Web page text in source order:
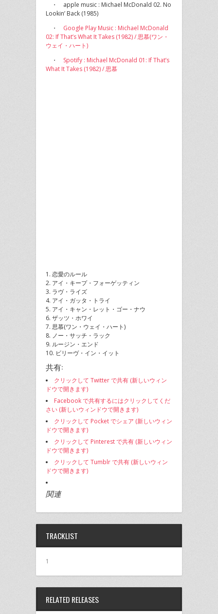
・ apple music : Michael McDonald 02. No
Lookin’ Back (1985)
・ Google Play Music : Michael McDonald
02: If That’s What It Takes (1982) / 思慕(ワン・
ウェイ・ハート)
・ Spotify : Michael McDonald 01: If That’s
What It Takes (1982) / 思慕
1. 恋愛のルール
2. アイ・キープ・フォーゲッティン
3. ラヴ・ライズ
4. アイ・ガッタ・トライ
5. アイ・キャン・レット・ゴー・ナウ
6. ザッツ・ホワイ
7. 思慕(ワン・ウェイ・ハート)
8. ノー・サッチ・ラック
9. ルージン・エンド
10. ビリーヴ・イン・イット
共有:
クリックして Twitter で共有 (新しいウィン
ドウで開きます)
Facebook で共有するにはクリックしてくだ
さい (新しいウィンドウで開きます)
クリックして Pocket でシェア (新しいウィン
ドウで開きます)
クリックして Pinterest で共有 (新しいウィン
ドウで開きます)
クリックして Tumblr で共有 (新しいウィン
ドウで開きます)
関連
TRACKLIST
1
RELATED RELEASES